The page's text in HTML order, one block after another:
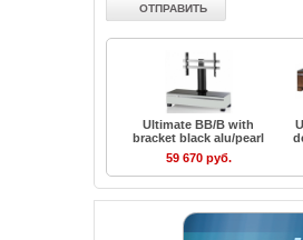
Ultimate BB/B with
bracket black alu/pearl
59 670 руб.